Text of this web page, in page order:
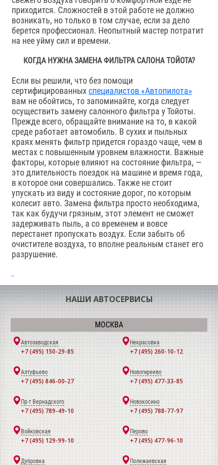
приходится. Сложностей в этой работе не должно
возникать, но только в том случае, если за дело
берется профессионал. Неопытный мастер потратит
на нее уйму сил и времени.
КОГДА НУЖНА ЗАМЕНА ФИЛЬТРА САЛОНА ТОЙОТА?
Если вы решили, что без помощи
сертифицированных специалистов «Автопилота»
вам не обойтись, то запоминайте, когда следует
осуществить замену салонного фильтра у Тойоты.
Прежде всего, обращайте внимание на то, в какой
среде работает автомобиль. В сухих и пыльных
краях менять фильтр придется гораздо чаще, чем в
местах с повышенным уровнем влажности. Важные
факторы, которые влияют на состояние фильтра, —
это длительность поездок на машине и время года,
в которое они совершались. Также не стоит
упускать из виду и состояние дорог, по которым
колесит авто. Замена фильтра просто необходима,
так как будучи грязным, этот элемент не сможет
задерживать пыль, а со временем и вовсе
перестанет пропускать воздух. Если забыть об
очистителе воздуха, то вполне реальным станет его
разрушение.
НАШИ АВТОСЕРВИСЫ
МОСКВА
Автозаводская
+7 (495) 150-29-85
Некрасовка
+7 (495) 260-10-12
Алтуфьево
+7 (495) 846-00-27
Новогиреево
+7 (495) 477-33-85
Пр-т Вернадского
+7 (495) 789-49-10
Новокосино
+7 (495) 788-77-97
Войковская
+7 (495) 129-99-10
Перово
+7 (495) 477-96-10
Дубровка Полежаевская